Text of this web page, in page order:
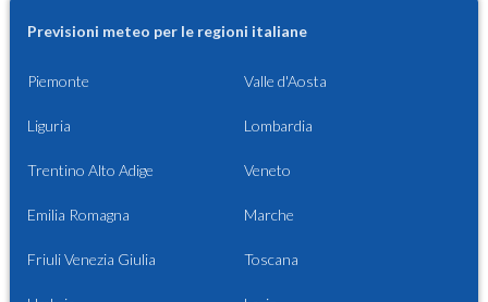
Previsioni meteo per le regioni italiane
Piemonte Valle d'Aosta
Liguria Lombardia
Trentino Alto Adige Veneto
Emilia Romagna Marche
Friuli Venezia Giulia Toscana